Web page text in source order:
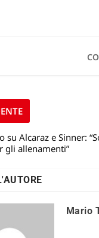
su Alcaraz e Sinner:
allenamenti”
Mario